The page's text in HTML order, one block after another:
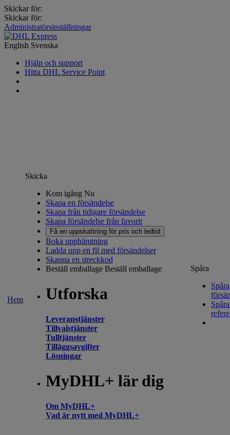
Skickar för:
Skickar för:
Administratörsinställningar
English Svenska
Hjälp och support
Hitta DHL Service Point
Hem
Skicka
Kom igång Nu
Skapa en försändelse
Skapa från tidigare försändelse
Skapa försändelse från favorit
Få en uppskattning för pris och ledtid
Boka upphämtning
Ladda upp en fil med försändelser
Skanna en streckkod
Beställ emballage Beställ emballage
Utforska
Leveranstjänster
Tillvalstjänster
Tulltjänster
Tilläggsavgifter
Lösningar
MyDHL+ lär dig
Om MyDHL+
Vad är nytt med MyDHL+
Spåra
Spåra